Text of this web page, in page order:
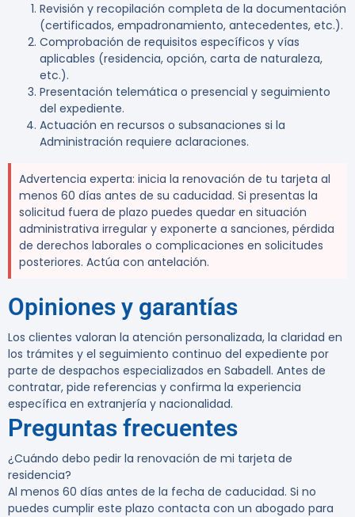
Revisión y recopilación completa de la documentación
(certificados, empadronamiento, antecedentes, etc.).
Comprobación de requisitos específicos y vías
aplicables (residencia, opción, carta de naturaleza,
etc.).
Presentación telemática o presencial y seguimiento
del expediente.
Actuación en recursos o subsanaciones si la
Administración requiere aclaraciones.
Advertencia experta: inicia la renovación de tu tarjeta al
menos 60 días antes de su caducidad. Si presentas la
solicitud fuera de plazo puedes quedar en situación
administrativa irregular y exponerte a sanciones, pérdida
de derechos laborales o complicaciones en solicitudes
posteriores. Actúa con antelación.
Opiniones y garantías
Los clientes valoran la atención personalizada, la claridad en
los trámites y el seguimiento continuo del expediente por
parte de despachos especializados en Sabadell. Antes de
contratar, pide referencias y confirma la experiencia
específica en extranjería y nacionalidad.
Preguntas frecuentes
¿Cuándo debo pedir la renovación de mi tarjeta de
residencia?
Al menos 60 días antes de la fecha de caducidad. Si no
puedes cumplir este plazo contacta con un abogado para